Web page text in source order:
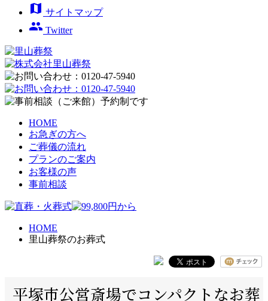
map サイトマップ
people Twitter
HOME
お急ぎの方へ
ご葬儀の流れ
プランのご案内
お客様の声
事前相談
HOME
里山葬祭のお葬式
平塚市公営斎場でコンパクトなお葬